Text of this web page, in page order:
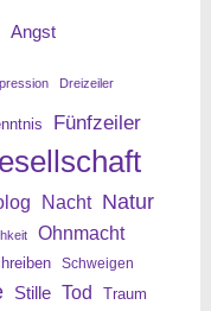
Angst
Dreizeiler
Fünfzeiler
Nacht Natur
Ohnmacht
Schweigen
Stille Tod Traum